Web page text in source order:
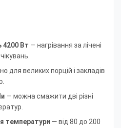
4200 Вт — нагрівання за лічені
для великих порцій і закладів
— можна смажити дві різні
температури — від 80 до 200